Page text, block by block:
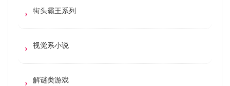
街头霸王系列
视觉系小说
解谜类游戏